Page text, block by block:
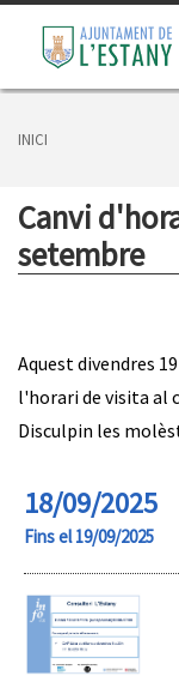
INICI
Canvi
setembre
Aquest divendres
l'horari de visita al
Disculpin les
18/09/2025
Fins el 19/09/2025